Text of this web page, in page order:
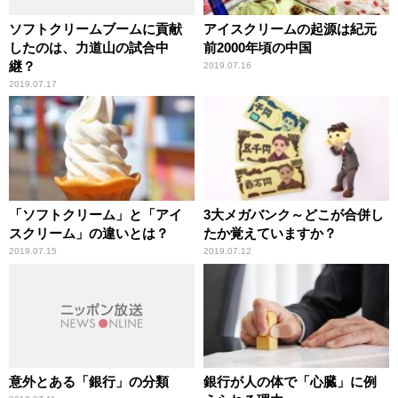
ソフトクリームブームに貢献
したのは、力道山の試合中
継？
2019.07.17
アイスクリームの起源は紀元
前2000年頃の中国
2019.07.16
「ソフトクリーム」と「アイ
スクリーム」の違いとは？
2019.07.15
3大メガバンク～どこが合併し
たか覚えていますか？
2019.07.12
意外とある「銀行」の分類
銀行が人の体で「心臓」に例